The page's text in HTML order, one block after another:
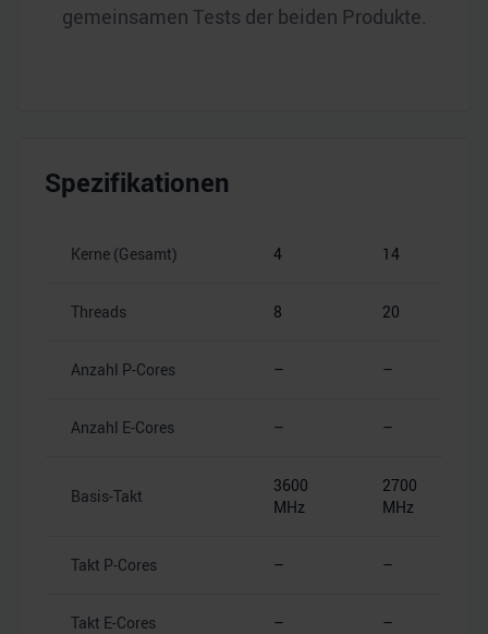
gemeinsamen Tests der beiden Produkte.
Spezifikationen
Kerne (Gesamt) 4 14
Threads 8 20
Anzahl P-Cores – –
Anzahl E-Cores – –
Basis-Takt
3600
MHz
2700
MHz
Takt P-Cores – –
Takt E-Cores – –